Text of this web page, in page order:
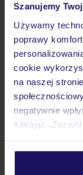
Szanujemy
Używamy
poprawy
cookie
na naszej
negatywnie
Klikając
personalizować
Hotel
Opinie
Pokoje